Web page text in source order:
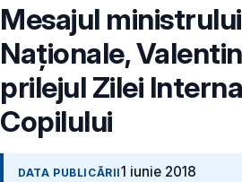
Mesajul
Naționale,
prilejul Zilei
Copilului
DATA PUBLICĂRII1 iunie 2018